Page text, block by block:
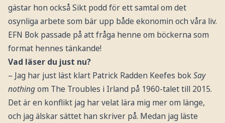
gästar hon också Sikt podd för ett samtal om det
osynliga arbete som bär upp både ekonomin och våra liv.
EFN Bok passade på att fråga henne om böckerna som
format hennes tänkande!
Vad läser du just nu?
– Jag har just läst klart Patrick Radden Keefes bokSay
nothingom The Troubles i Irland på 1960-talet till 2015.
Det är en konflikt jag har velat lära mig mer om länge,
och jag älskar sättet han skriver på. Medan jag läste